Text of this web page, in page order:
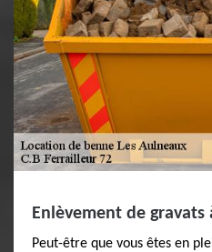
Enlèvement de gravats
Peut-être que vous êtes en